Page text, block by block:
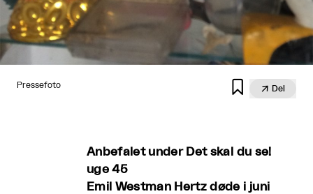
Pressefoto   Del
Anbefalet under Det skal du se!
uge 45
Emil Westman Hertz døde i juni